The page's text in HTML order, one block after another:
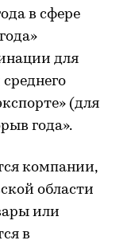
в сфере
для
(для
года».
компании,
области
или
в